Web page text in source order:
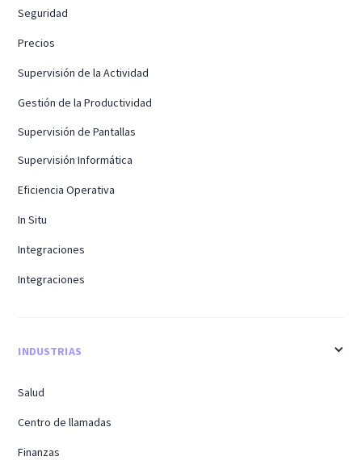
Seguridad
Precios
Supervisión de la Actividad
Gestión de la Productividad
Supervisión de Pantallas
Supervisión Informática
Eficiencia Operativa
In Situ
Integraciones
Integraciones
INDUSTRIAS
Salud
Centro de llamadas
Finanzas